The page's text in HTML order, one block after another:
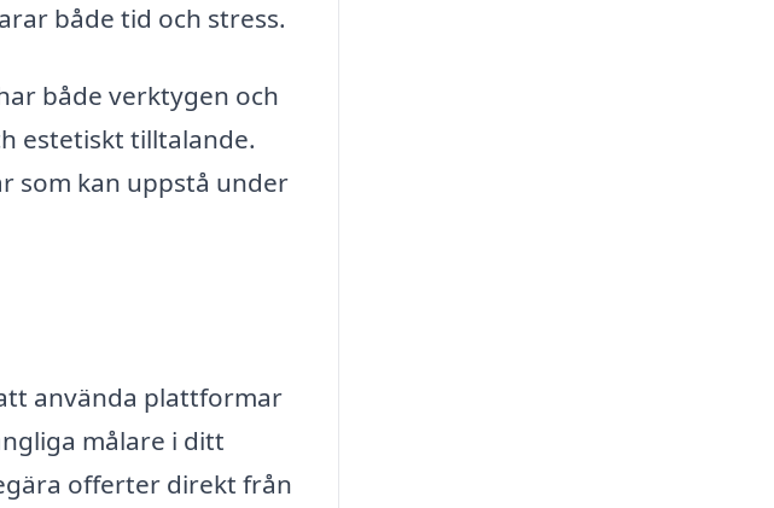
både tid och stress.
både verktygen och
estetiskt tilltalande.
som kan uppstå under
använda plattformar
målare i ditt
offerter direkt från